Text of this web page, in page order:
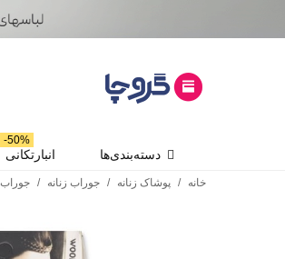
دسته‌بندی‌ها انبارتکانی
50%-
خانه / پوشاک زنانه / جوراب زنانه / جوراب